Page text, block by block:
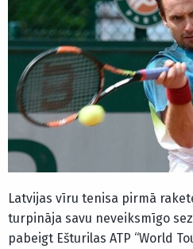
Latvijas vīru tenisa pirmā
turpināja savu neveiksmīgo
pabeigt Ešturilas ATP “World